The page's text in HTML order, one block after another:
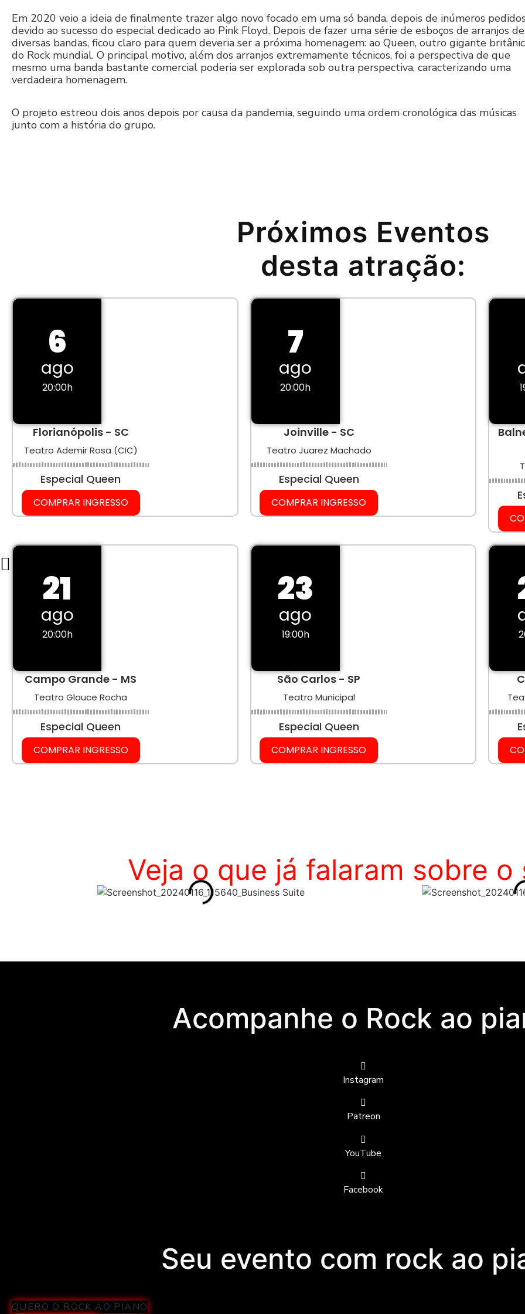
Em 2020 veio a ideia de finalmente trazer algo novo focado em uma só banda, depois de inúmeros
devido ao sucesso do especial dedicado ao Pink Floyd. Depois de fazer uma série de esboços de arranjos de
diversas bandas, ficou claro para quem deveria ser a próxima homenagem: ao Queen, outro gigante
do Rock mundial. O principal motivo, além dos arranjos extremamente técnicos, foi a perspectiva de que
mesmo uma banda bastante comercial poderia ser explorada sob outra perspectiva, caracterizando uma
verdadeira homenagem.
O projeto estreou dois anos depois por causa da pandemia, seguindo uma ordem cronológica das músicas
junto com a história do grupo.
Próximos Eventos
desta atração:
6
ago
20:00h
Florianópolis - SC
Teatro Ademir Rosa (CIC)
Especial Queen
COMPRAR INGRESSO
7
ago
20:00h
Joinville - SC
Teatro Juarez Machado
Especial Queen
COMPRAR INGRESSO
21
ago
20:00h
Campo Grande - MS
Teatro Glauce Rocha
Especial Queen
COMPRAR INGRESSO
23
ago
19:00h
São Carlos - SP
Teatro Municipal
Especial Queen
COMPRAR INGRESSO
Veja o que já falaram sobre o
Acompanhe o Rock ao
Instagram
Patreon
YouTube
Facebook
Seu evento com rock ao
QUERO O ROCK AO PIANO